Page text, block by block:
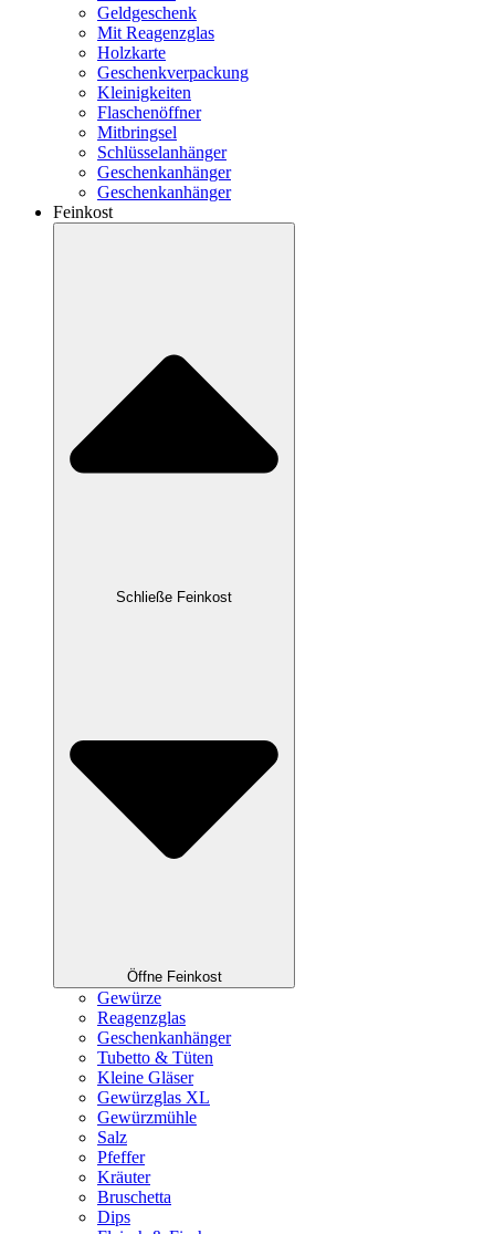
Geldgeschenk
Mit Reagenzglas
Holzkarte
Geschenkverpackung
Kleinigkeiten
Flaschenöffner
Mitbringsel
Schlüsselanhänger
Geschenkanhänger
Geschenkanhänger
Feinkost
Schließe Feinkost
Öffne Feinkost
Gewürze
Reagenzglas
Geschenkanhänger
Tubetto & Tüten
Kleine Gläser
Gewürzglas XL
Gewürzmühle
Salz
Pfeffer
Kräuter
Bruschetta
Dips